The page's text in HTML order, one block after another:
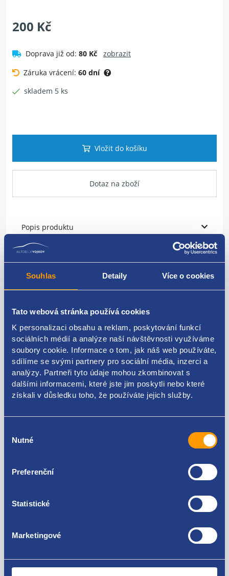
Souhlas Detaily Více o cookies
Tato webová stránka používá cookies
K personalizaci obsahu a reklam, poskytování funkcí
sociálních médií a analýze naší návštěvnosti využíváme
soubory cookie. Informace o tom, jak náš web používáte,
sdílíme se svými partnery pro sociální média, inzerci a
analýzy. Partneři tyto údaje mohou zkombinovat s
dalšími informacemi, které jste jim poskytli nebo které
získali v důsledku toho, že používáte jejich služby.
souhlasu
Nutné
Preferenční
Statistické
Marketingové
200 Kč
Doprava již od: 80 Kč
zobrazit
Záruka vrácení: 60 dní
skladem 5 ks
Vložit do košíku
Dotaz na zboží
Popis produktu
VAG originál: 1K0122073FR
Kódy produktu
1K0122073FR
Použitelné pro vozy
Škoda Octavia II 2004-2013 1.8 TSI
Škoda Yeti 1.8 TSI
Seat Altea 1.8 TFSI
Audi A3 (8P) 2003 - 2012 1.8 TFSI
zakoupení. Nebo vám pošleme náhradu.